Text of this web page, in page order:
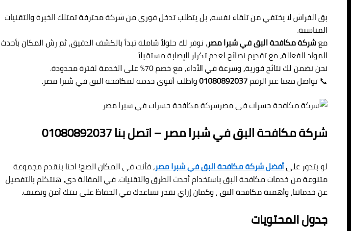
بق الفراش لا يختفي من تلقاء نفسه، بل يتطلب تدخل فوري من شركة محترفة تمتلك الخبرة والتقنيات
المناسبة.
معشركة مكافحة البق في شبرا مصر، نوفر لك حلولاً شاملة تبدأ بالكشف الدقيق، ثم رش المكان بأحدث
المواد الفعالة، مع تقديم نصائح لعدم تكرار الإصابة مستقبلاً.
نحن نضمن لك نتائج فورية، وسرعة في الأداء، مع خصم 70% على الخدمة لفترة محدودة.
📞 تواصل معنا عبر الرقم01080892037واطلب أقوى خدمة لمكافحة البق في شبرا مصر.
شركة مكافحة حشرات في شبرا مصر
شركة مكافحة البق في شبرا مصر – اتصل بنا 01080892037
لو بتدور علىأفضل شركة مكافحة البق في شبرا مصر، فأنت في المكان الصح! احنا بنقدم مجموعة
متنوعة من خدمات مكافحة البق باستخدام أحدث الطرق والتقنيات. في المقالة دي، هنتكلم بالتفصيل
عن خدماتنا، وأهمية مكافحة البق ، وكمان إزاي نقدر نساعدك في الحفاظ على بيتك آمن ونضيف.
جدول المحتويات